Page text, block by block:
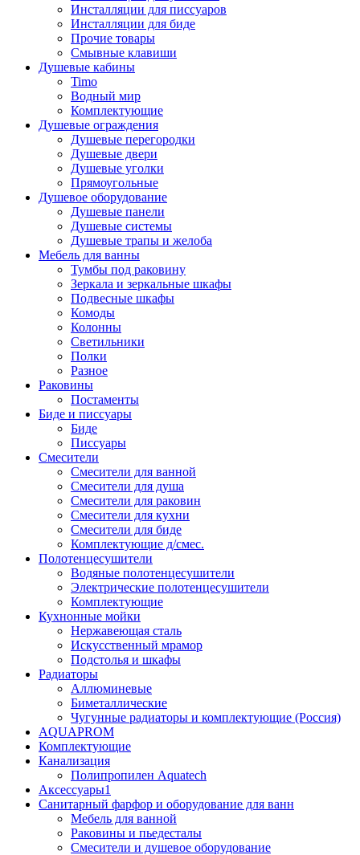
Инсталляции для писсуаров
Инсталляции для биде
Прочие товары
Смывные клавиши
Душевые кабины
Timo
Водный мир
Комплектующие
Душевые ограждения
Душевые перегородки
Душевые двери
Душевые уголки
Прямоугольные
Душевое оборудование
Душевые панели
Душевые системы
Душевые трапы и желоба
Мебель для ванны
Тумбы под раковину
Зеркала и зеркальные шкафы
Подвесные шкафы
Комоды
Колонны
Светильники
Полки
Разное
Раковины
Постаменты
Биде и писсуары
Биде
Писсуары
Смесители
Смесители для ванной
Смесители для душа
Смесители для раковин
Смесители для кухни
Смесители для биде
Комплектующие д/смес.
Полотенцесушители
Водяные полотенцесушители
Электрические полотенцесушители
Комплектующие
Кухнонные мойки
Нержавеющая сталь
Искусственный мрамор
Подстолья и шкафы
Радиаторы
Аллюминевые
Биметаллические
Чугунные радиаторы и комплектующие (Россия)
AQUAPROM
Комплектующие
Канализация
Полипропилен Aquatech
Аксессуары1
Санитарный фарфор и оборудование для ванн
Мебель для ванной
Раковины и пьедесталы
Смесители и душевое оборудование